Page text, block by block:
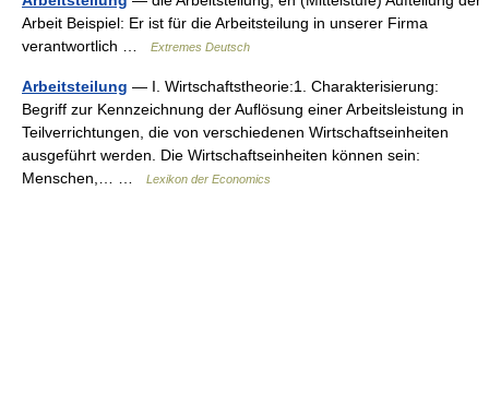
Arbeit Beispiel: Er ist für die Arbeitsteilung in unserer Firma
verantwortlich …
Extremes Deutsch
Arbeitsteilung — I. Wirtschaftstheorie:1. Charakterisierung:
Begriff zur Kennzeichnung der Auflösung einer Arbeitsleistung in
Teilverrichtungen, die von verschiedenen Wirtschaftseinheiten
ausgeführt werden. Die Wirtschaftseinheiten können sein:
Menschen,… …
Lexikon der Economics